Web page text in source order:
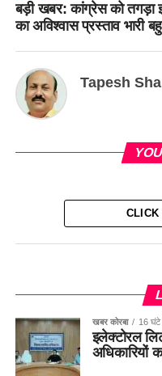
बड़ी खबर: कांग्रेस को तगड़ा
का अविश्वास प्रस्ताव भारी
Tapesh
CLICK
खबर कोरबा 16
इलेक्टोरल
अधिकारियों